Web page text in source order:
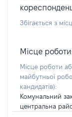
Збігається з
Місце
Місце роботи
майбутньої
кандидатів):
Комунальний
центральна